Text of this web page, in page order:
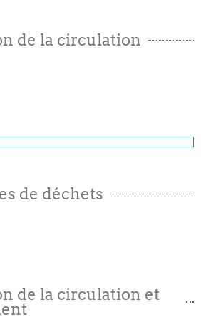
de la circulation
de déchets
de la circulation et